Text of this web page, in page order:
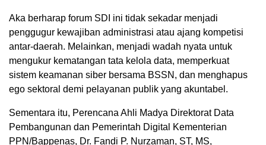
​Aka berharap forum SDI ini tidak sekadar menjadi
penggugur kewajiban administrasi atau ajang kompetisi
antar-daerah. Melainkan, menjadi wadah nyata untuk
mengukur kematangan tata kelola data, memperkuat
sistem keamanan siber bersama BSSN, dan menghapus
ego sektoral demi pelayanan publik yang akuntabel.
Sementara itu, Perencana Ahli Madya Direktorat Data
Pembangunan dan Pemerintah Digital Kementerian
PPN/Bappenas, Dr. Fandi P. Nurzaman, ST, MS,